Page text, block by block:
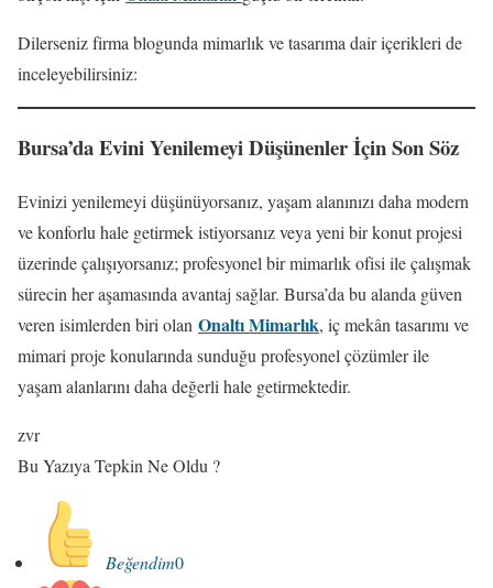
Dilerseniz firma blogunda mimarlık ve tasarıma dair içerikleri de
inceleyebilirsiniz:
Bursa’da Evini Yenilemeyi Düşünenler İçin Son Söz
Evinizi yenilemeyi düşünüyorsanız, yaşam alanınızı daha modern
ve konforlu hale getirmek istiyorsanız veya yeni bir konut projesi
üzerinde çalışıyorsanız; profesyonel bir mimarlık ofisi ile çalışmak
sürecin her aşamasında avantaj sağlar. Bursa’da bu alanda güven
veren isimlerden biri olan Onaltı Mimarlık, iç mekân tasarımı ve
mimari proje konularında sunduğu profesyonel çözümler ile
yaşam alanlarını daha değerli hale getirmektedir.
zvr
Bu Yazıya Tepkin Ne Oldu ?
Beğendim0